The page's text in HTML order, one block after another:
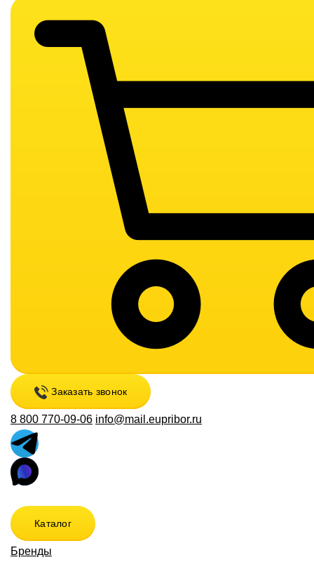
Заказать звонок
8 800 770-09-06 info@mail.eupribor.ru
Каталог
Бренды